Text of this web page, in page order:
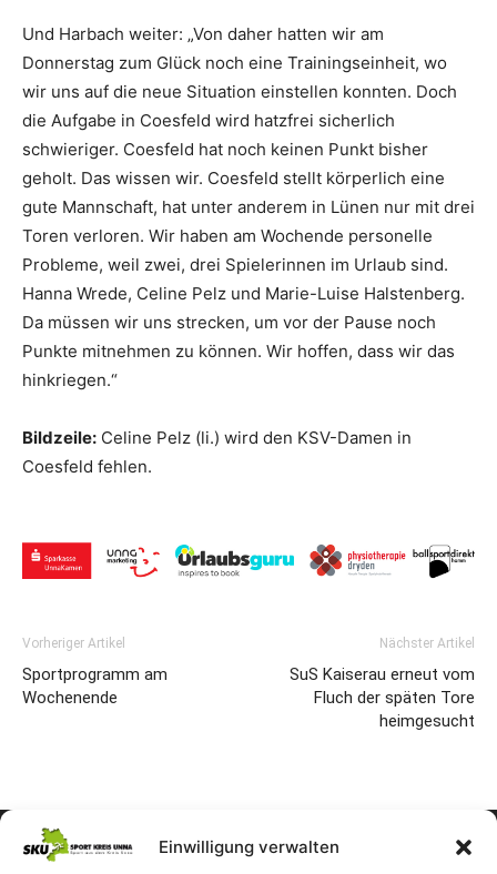
Einwilligung verwalten
Und Harbach weiter: „Von daher hatten wir am
Donnerstag zum Glück noch eine Trainingseinheit, wo
wir uns auf die neue Situation einstellen konnten. Doch
die Aufgabe in Coesfeld wird hatzfrei sicherlich
schwieriger. Coesfeld hat noch keinen Punkt bisher
geholt. Das wissen wir. Coesfeld stellt körperlich eine
gute Mannschaft, hat unter anderem in Lünen nur mit drei
Toren verloren. Wir haben am Wochende personelle
Probleme, weil zwei, drei Spielerinnen im Urlaub sind.
Hanna Wrede, Celine Pelz und Marie-Luise Halstenberg.
Da müssen wir uns strecken, um vor der Pause noch
Punkte mitnehmen zu können. Wir hoffen, dass wir das
hinkriegen.“
Bildzeile: Celine Pelz (li.) wird den KSV-Damen in
Coesfeld fehlen.
Vorheriger Artikel
Sportprogramm am
Wochenende
Nächster Artikel
SuS Kaiserau erneut vom
Fluch der späten Tore
heimgesucht